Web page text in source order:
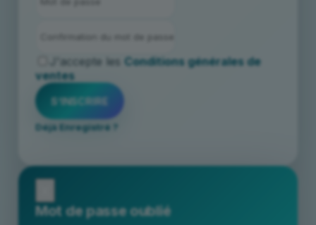
J'accepte les Conditions générales de
ventes
Déjà Enregistré ?
Mot de passe oublié